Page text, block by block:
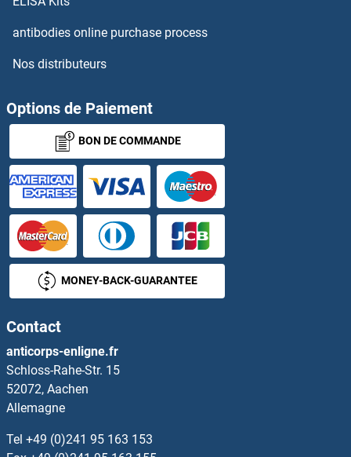
antibodies online purchase process
Nos distributeurs
Options de Paiement
BON DE COMMANDE
MONEY-BACK-GUARANTEE
Contact
anticorps-enligne.fr
Schloss-Rahe-Str. 15
52072, Aachen
Allemagne
Tel +49 (0)241 95 163 153